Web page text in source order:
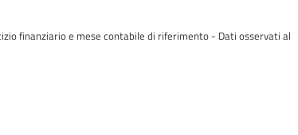
finanziario e mese contabile di riferimento - Dati osservati al